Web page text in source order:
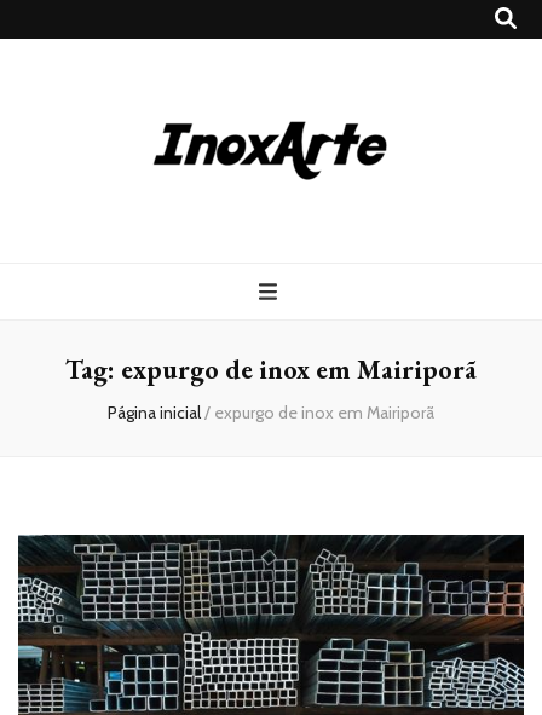
Tag: expurgo de inox em Mairiporã
Página inicial/ expurgo de inox em Mairiporã